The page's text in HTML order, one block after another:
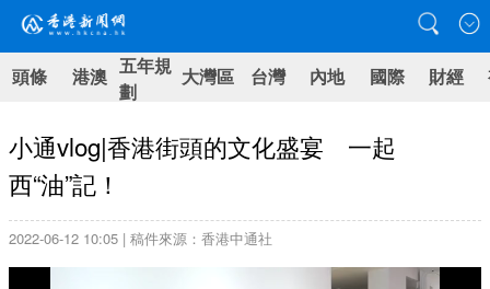
頭條 港澳 五年規
劃
大灣區 台灣 內地 國際 財經
小通vlog|香港街頭的文化盛宴 一起
西“油”記！
2022-06-12 10:05 | 稿件來源：香港中通社